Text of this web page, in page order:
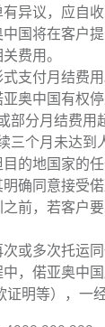
异议，应自
国将在客户
费用。
支付月结费
奥中国有权
分月结费用
个月未达到
的地国家的任
确同意接受
前，若客户
或多次托运
，偌亚奥中
明等），一